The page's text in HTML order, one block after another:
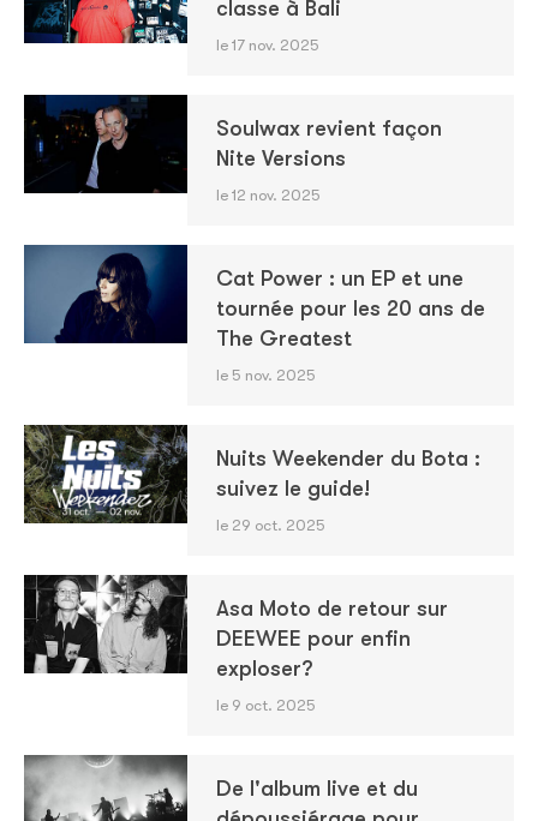
classe à Bali
le 17 nov. 2025
Soulwax revient façon
Nite Versions
le 12 nov. 2025
Cat Power : un EP et une
tournée pour les 20 ans de
The Greatest
le 5 nov. 2025
Nuits Weekender du Bota :
suivez le guide!
le 29 oct. 2025
Asa Moto de retour sur
DEEWEE pour enfin
exploser?
le 9 oct. 2025
De l'album live et du